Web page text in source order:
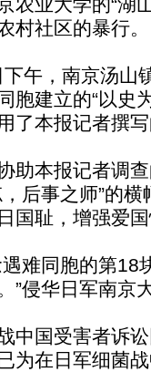
村社区的暴行。
，南京汤山
胞建立的“以史
了本报记者撰
本报记者调查
后事之师”的
国耻，增强爱
同胞的第18
”侵华日军南京
国受害者诉讼
为在日军细菌